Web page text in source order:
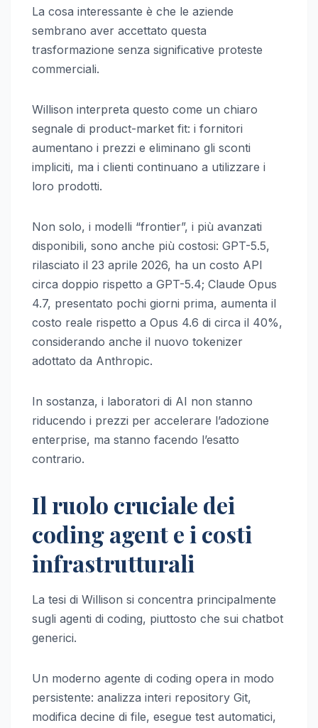
La cosa interessante è che le aziende
sembrano aver accettato questa
trasformazione senza significative proteste
commerciali.
Willison interpreta questo come un chiaro
segnale di product-market fit: i fornitori
aumentano i prezzi e eliminano gli sconti
impliciti, ma i clienti continuano a utilizzare i
loro prodotti.
Non solo, i modelli “frontier”, i più avanzati
disponibili, sono anche più costosi: GPT-5.5,
rilasciato il 23 aprile 2026, ha un costo API
circa doppio rispetto a GPT-5.4; Claude Opus
4.7, presentato pochi giorni prima, aumenta il
costo reale rispetto a Opus 4.6 di circa il 40%,
considerando anche il nuovo tokenizer
adottato da Anthropic.
In sostanza, i laboratori di AI non stanno
riducendo i prezzi per accelerare l’adozione
enterprise, ma stanno facendo l’esatto
contrario.
Il ruolo cruciale dei
coding agent e i costi
infrastrutturali
La tesi di Willison si concentra principalmente
sugli agenti di coding, piuttosto che sui chatbot
generici.
Un moderno agente di coding opera in modo
persistente: analizza interi repository Git,
modifica decine di file, esegue test automatici,